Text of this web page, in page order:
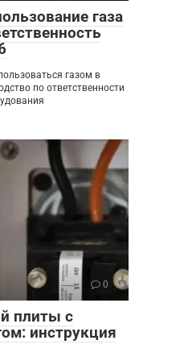
газа
газом в
по ответственности
0
плиты с
инструкция